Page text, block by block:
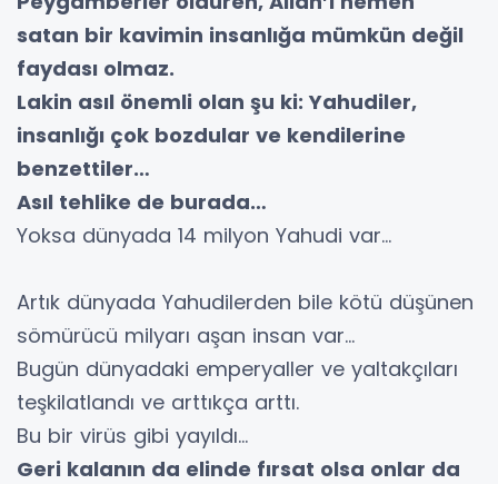
satan bir kavimin insanlığa mümkün değil
faydası olmaz.
Lakin asıl önemli olan şu ki: Yahudiler,
insanlığı çok bozdular ve kendilerine
benzettiler…
Asıl tehlike de burada…
Yoksa dünyada 14 milyon Yahudi var…
Artık dünyada Yahudilerden bile kötü düşünen
sömürücü milyarı aşan insan var…
Bugün dünyadaki emperyaller ve yaltakçıları
teşkilatlandı ve arttıkça arttı.
Bu bir virüs gibi yayıldı…
Geri kalanın da elinde fırsat olsa onlar da